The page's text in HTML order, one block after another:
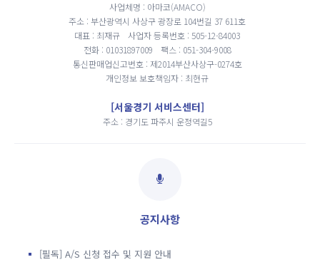
사업체명 : 아마코(AMACO)
주소 : 부산광역시 사상구 광장로 104번길 37 611호
대표 : 최재규
사업자 등록번호 : 505-12-84003
전화 : 01031897009
팩스 : 051-304-9008
통신판매업신고번호 : 제2014부산사상구-0274호
개인정보 보호책임자 : 최현규
[서울경기 서비스센터]
주소 : 경기도 파주시 운정역길5
공지사항
[필독] A/S 신청 접수 및 지원 안내